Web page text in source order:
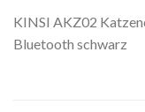
KINSI AKZ02
Bluetooth schwarz